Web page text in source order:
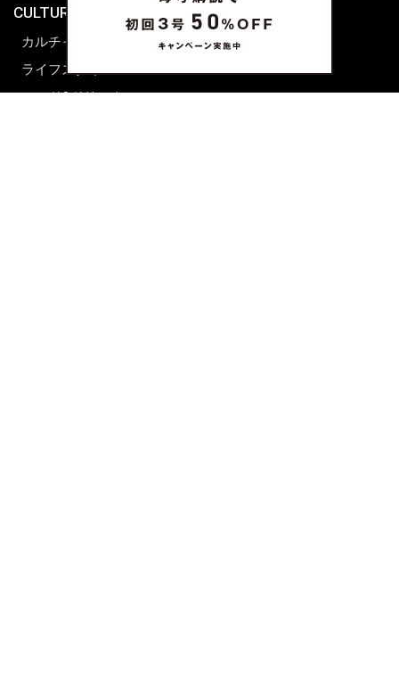
CULTURE & LIFE
カルチャー
ライフスタイル
フード&ドリンク